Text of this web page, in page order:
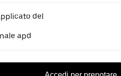
del
apd